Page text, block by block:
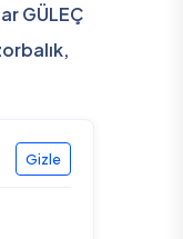
GÜLEÇ
,
Gizle